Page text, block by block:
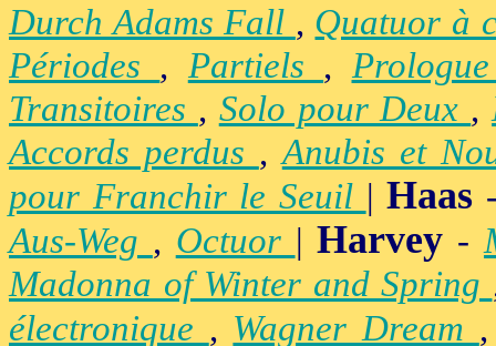
Durch Adams Fall , Quatuor à
Périodes , Partiels ,
Transitoires , Solo pour Deux ,
Accords perdus ,Anubis et
pour Franchir le Seuil |Haas
Aus-Weg , Octuor |Harvey -
Madonna of Winter and Spring
électronique , Wagner Dream